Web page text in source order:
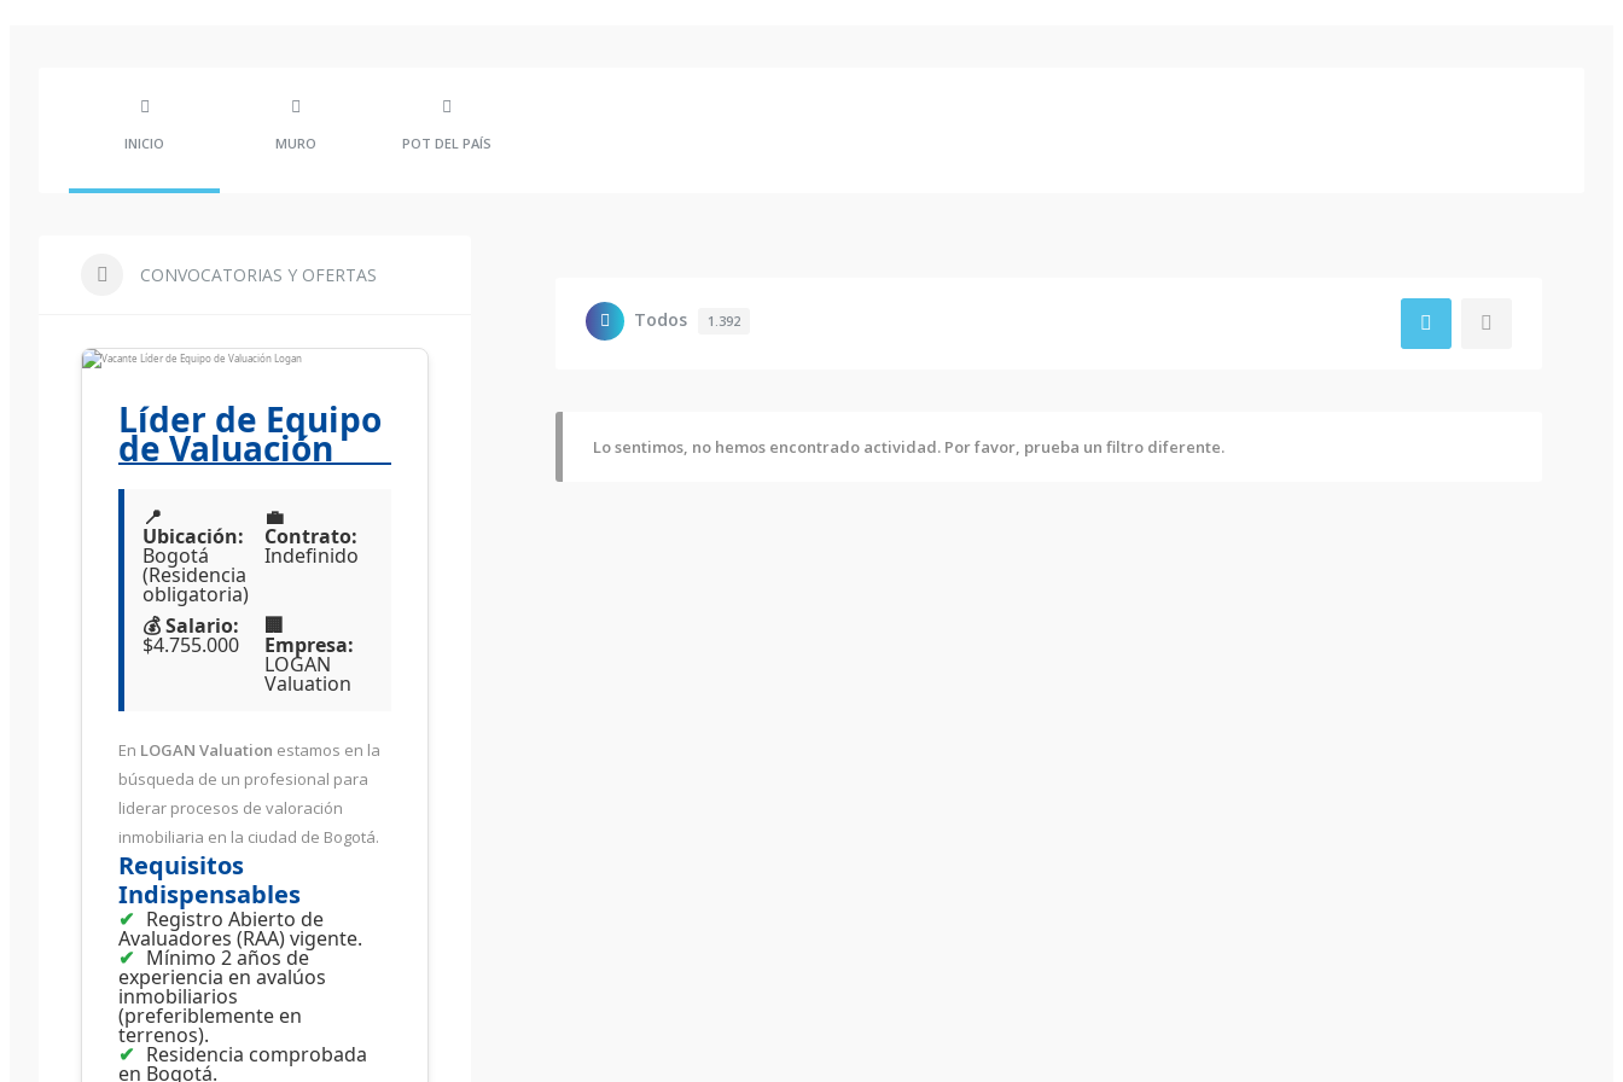
INICIO MURO POT DEL PAÍS
Todos 1.392
Lo sentimos, no hemos encontrado actividad. Por favor, prueba un filtro diferente.
CONVOCATORIAS Y OFERTAS
Líder de Equipo
de Valuación
📍
Ubicación:
Bogotá
(Residencia
obligatoria)
💼
Contrato:
Indefinido
💰 Salario:
$4.755.000
🏢
Empresa:
LOGAN
Valuation
En LOGAN Valuation estamos en la
búsqueda de un profesional para
liderar procesos de valoración
inmobiliaria en la ciudad de Bogotá.
Requisitos
Indispensables
Registro Abierto de
Avaluadores (RAA) vigente.
Mínimo 2 años de
experiencia en avalúos
inmobiliarios
(preferiblemente en
terrenos).
Residencia comprobada
en Bogotá.